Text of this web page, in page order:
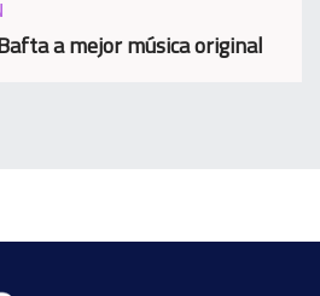
a mejor música original